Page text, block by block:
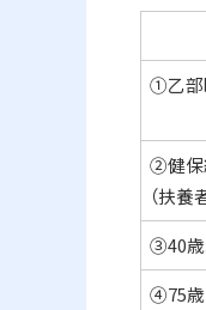
る
①乙部
②健保
（扶養
➂40歳
④75歳